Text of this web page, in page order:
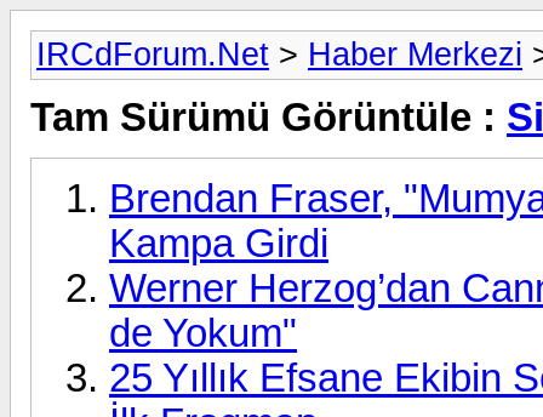
IRCdForum.Net > Haber Merkezi
Tam Sürümü Görüntüle :
Brendan Fraser,
Kampa Girdi
Werner Herzog’dan
de Yokum"
25 Yıllık Efsane Ekibin